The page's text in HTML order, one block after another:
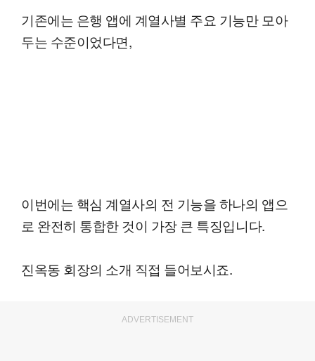
기존에는 은행 앱에 계열사별 주요 기능만 모아
두는 수준이었다면,
이번에는 핵심 계열사의 전 기능을 하나의 앱으
로 완전히 통합한 것이 가장 큰 특징입니다.
진옥동 회장의 소개 직접 들어보시죠.
ADVERTISEMENT